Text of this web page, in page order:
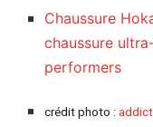
Chaussure
chaussure
performers
crédit photo :addict